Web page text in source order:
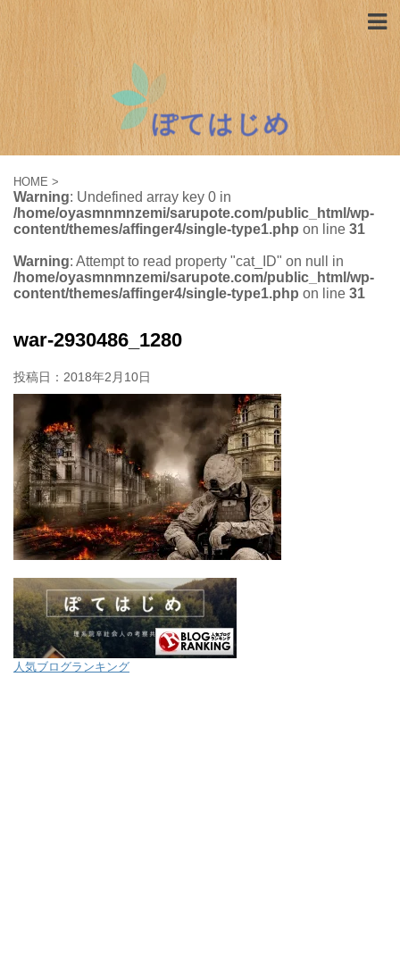
HOME >
Warning: Undefined array key 0 in
/home/oyasmnmnzemi/sarupote.com/public_html/wp-
content/themes/affinger4/single-type1.php on line 31
Warning: Attempt to read property "cat_ID" on null in
/home/oyasmnmnzemi/sarupote.com/public_html/wp-
content/themes/affinger4/single-type1.php on line 31
war-2930486_1280
投稿日： 2018年2月10日
人気ブログランキング